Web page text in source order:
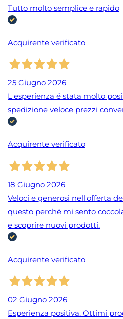
Tutto molto semplice e rapido
Acquirente verificato
25 Giugno 2026
L'esperienza é stata molto
spedizione veloce prezzi
Acquirente verificato
18 Giugno 2026
Veloci e generosi nell'offerta
questo perché mi sento
e scoprire nuovi prodotti.
Acquirente verificato
02 Giugno 2026
Esperienza positiva. Ottimi